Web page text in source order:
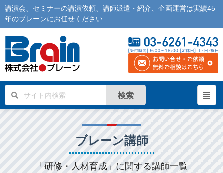
講演会 セミナーの講演依頼 講師派遣 ・紹介、企画運営は実績45
年のブレーンにお任せください
検索
ブレーン講師
「研修・人材育成」に関する講師一覧